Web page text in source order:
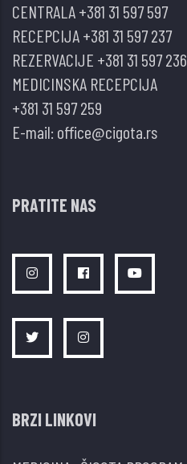
CENTRALA+381 31 597 597
RECEPCIJA+381 31 597 237
REZERVACIJE +381 31 597 236
MEDICINSKA RECEPCIJA
+381 31 597 259
E-mail: office@cigota.rs
PRATITE NAS
BRZI LINKOVI